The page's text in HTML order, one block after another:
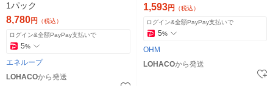
1パック
8,780円 （税込）
ログイン&全額PayPay支払いで
5%
エネループ
LOHACOから発送
1,593円 （税込）
ログイン&全額PayPay支払いで
5%
OHM
LOHACOから発送